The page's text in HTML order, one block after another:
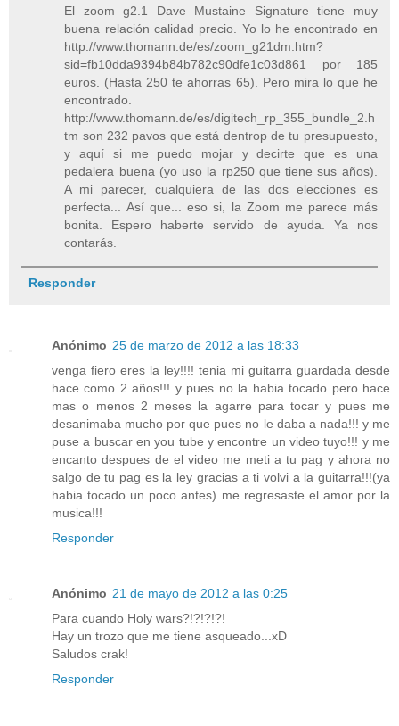
El zoom g2.1 Dave Mustaine Signature tiene muy
buena relación calidad precio. Yo lo he encontrado en
http://www.thomann.de/es/zoom_g21dm.htm?
sid=fb10dda9394b84b782c90dfe1c03d861 por 185
euros. (Hasta 250 te ahorras 65). Pero mira lo que he
encontrado.
http://www.thomann.de/es/digitech_rp_355_bundle_2.h
tm son 232 pavos que está dentrop de tu presupuesto,
y aquí si me puedo mojar y decirte que es una
pedalera buena (yo uso la rp250 que tiene sus años).
A mi parecer, cualquiera de las dos elecciones es
perfecta... Así que... eso si, la Zoom me parece más
bonita. Espero haberte servido de ayuda. Ya nos
contarás.
Responder
Anónimo 25 de marzo de 2012 a las 18:33
venga fiero eres la ley!!!! tenia mi guitarra guardada desde
hace como 2 años!!! y pues no la habia tocado pero hace
mas o menos 2 meses la agarre para tocar y pues me
desanimaba mucho por que pues no le daba a nada!!! y me
puse a buscar en you tube y encontre un video tuyo!!! y me
encanto despues de el video me meti a tu pag y ahora no
salgo de tu pag es la ley gracias a ti volvi a la guitarra!!!(ya
habia tocado un poco antes) me regresaste el amor por la
musica!!!
Responder
Anónimo 21 de mayo de 2012 a las 0:25
Para cuando Holy wars?!?!?!?!
Hay un trozo que me tiene asqueado...xD
Saludos crak!
Responder